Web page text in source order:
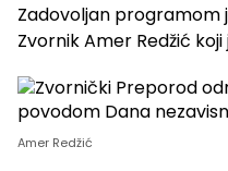
Zadovoljan programom
Zvornik Amer Redžić koji
Amer Redžić